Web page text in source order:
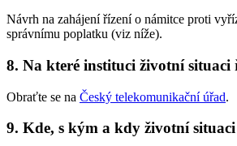
Návrh na zahájení řízení o námitce proti
správnímu poplatku (viz níže).
8. Na které instituci životní situaci
Obraťte se na Český telekomunikační úřad.
9. Kde, s kým a kdy životní